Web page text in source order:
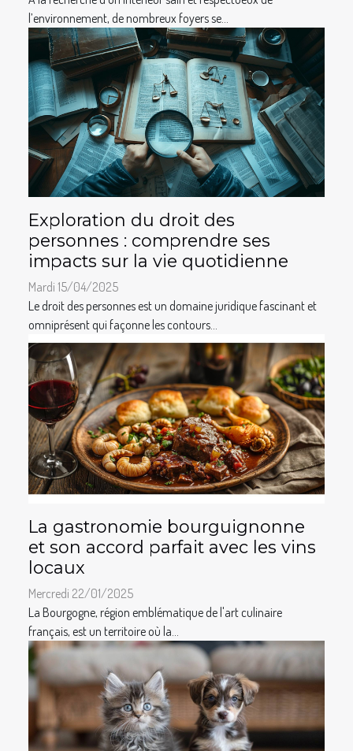
l’environnement, de nombreux foyers se...
Exploration du droit des
personnes : comprendre ses
impacts sur la vie quotidienne
Mardi 15/04/2025
Le droit des personnes est un domaine juridique fascinant et
omniprésent qui façonne les contours...
La gastronomie bourguignonne
et son accord parfait avec les vins
locaux
Mercredi 22/01/2025
La Bourgogne, région emblématique de l'art culinaire
français, est un territoire où la...